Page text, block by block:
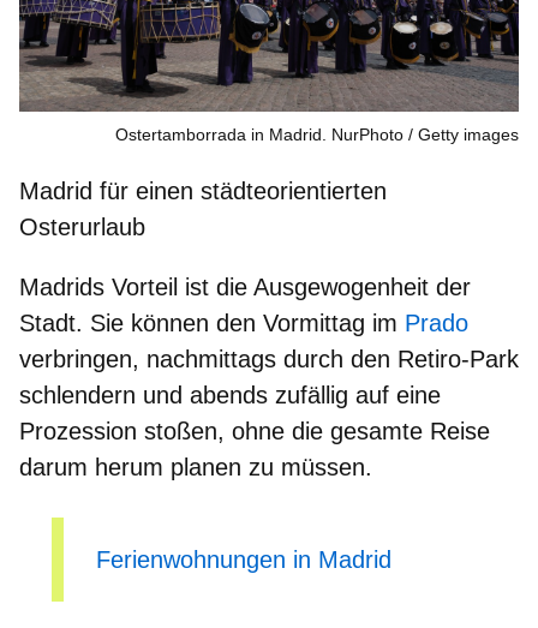
Ostertamborrada in Madrid. NurPhoto Getty images
Madrid für einen städteorientierten
Osterurlaub
Madrids Vorteil ist die Ausgewogenheit der
Stadt. Sie können den Vormittag im Prado
verbringen, nachmittags durch den Retiro-Park
schlendern und abends zufällig auf eine
Prozession stoßen, ohne die gesamte Reise
darum herum planen zu müssen.
Ferienwohnungen in Madrid